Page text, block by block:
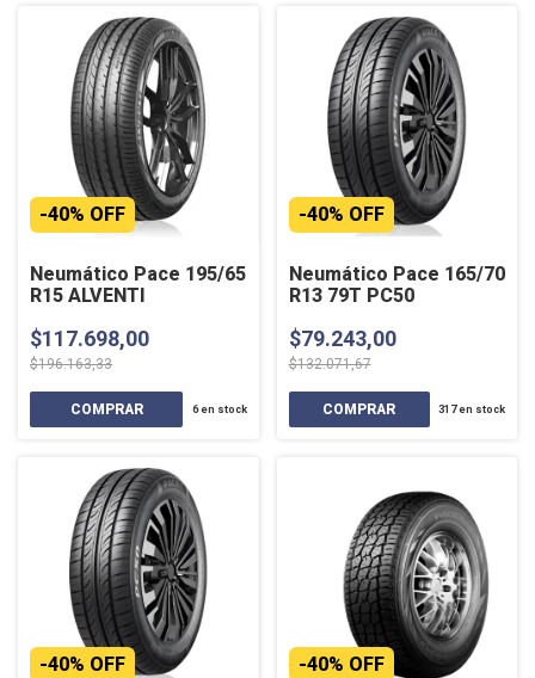
Neumático Pace 195/65
R15 ALVENTI
-40% OFF
$117.698,00
$196.163,33
6en stock
Neumático Pace 165/70
R13 79T PC50
-40% OFF
$79.243,00
$132.071,67
317en stock
-40% OFF -40% OFF